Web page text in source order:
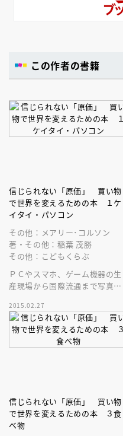
この作者の書籍
信じられない「原価」 買い物
で世界を変えるための本 １ケ
イタイ・パソコン
その他：メアリー･コルソン
著・その他：稲葉 茂勝
その他：こどもくらぶ
ＰＣやスマホ、ゲーム機器の生
産現場から国際流通まで写真資
（児童）労働ネット中毒など国
際理解に役立つ
2015.02.27
信じられない「原価」 買い物
で世界を変えるための本 ３食
べ物